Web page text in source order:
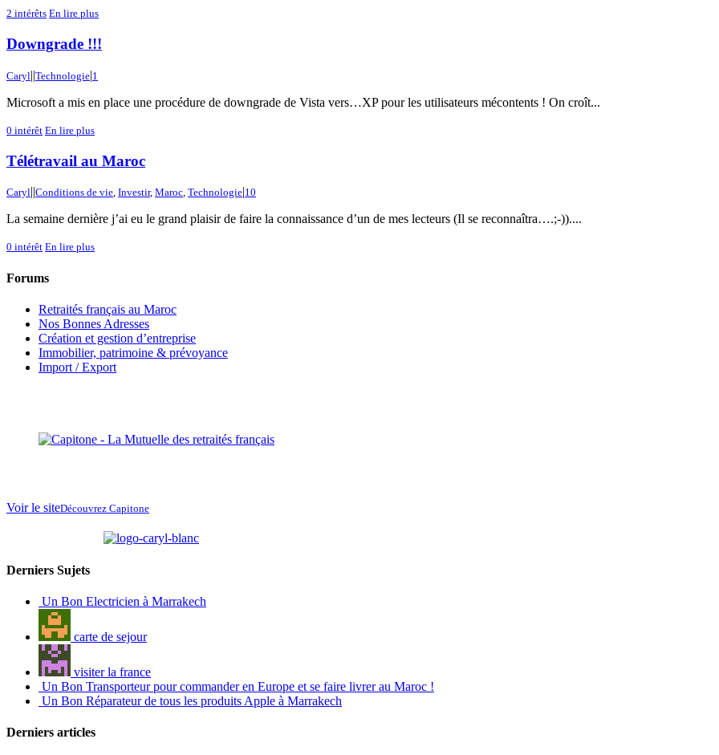
2 intérêts En lire plus
Downgrade !!!
Caryl||Technologie|1
Microsoft a mis en place une procédure de downgrade de Vista vers…XP pour les utilisateurs mécontents ! On croît...
0 intérêt En lire plus
Télétravail au Maroc
Caryl||Conditions de vie, Investir, Maroc, Technologie|10
La semaine dernière j’ai eu le grand plaisir de faire la connaissance d’un de mes lecteurs (Il se reconnaîtra….;-))....
0 intérêt En lire plus
Forums
Retraités français au Maroc
Nos Bonnes Adresses
Création et gestion d’entreprise
Immobilier, patrimoine & prévoyance
Import / Export
Voir le siteDécouvrez Capitone
Derniers Sujets
Un Bon Electricien à Marrakech
carte de sejour
visiter la france
Un Bon Transporteur pour commander en Europe et se faire livrer au Maroc !
Un Bon Réparateur de tous les produits Apple à Marrakech
Derniers articles